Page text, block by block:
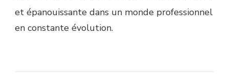
et épanouissante dans un monde professionnel
en constante évolution.